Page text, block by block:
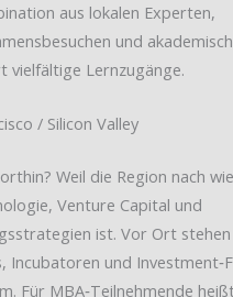
aus lokalen Experten,
und
vielfältige Lernzugänge.
/ Silicon Valley
Weil die Region nach
Venture Capital und
ist. Vor Ort
Incubatoren und
Für MBA‑Teilnehmende